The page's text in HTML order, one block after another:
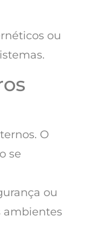
ou
O
se
ou
ambientes